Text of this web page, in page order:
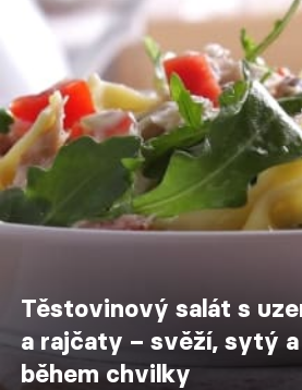
Těstovinový salát s
a rajčaty – svěží, sytý
během chvilky